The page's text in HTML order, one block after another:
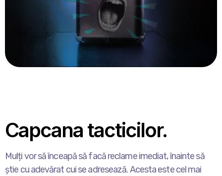
Capcana tacticilor.
Mulți vor să înceapă să facă reclame imediat, înainte să
știe cu adevărat cui se adresează. Acesta este cel mai